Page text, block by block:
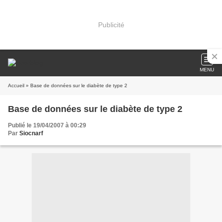
Publicité
MENU
Accueil » Base de données sur le diabète de type 2
Base de données sur le diabète de type 2
Publié le 19/04/2007 à 00:29
Par Siocnarf